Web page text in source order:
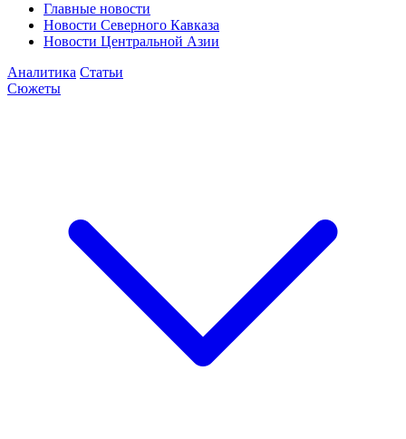
Главные новости
Новости Северного Кавказа
Новости Центральной Азии
Аналитика Статьи
Сюжеты